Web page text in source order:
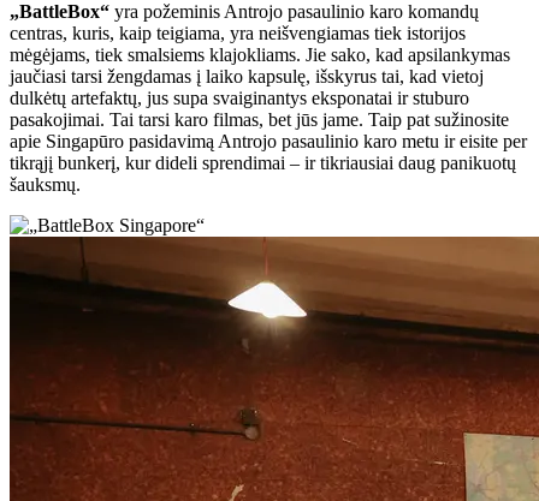
„BattleBox“ yra požeminis Antrojo pasaulinio karo komandų
centras, kuris, kaip teigiama, yra neišvengiamas tiek istorijos
mėgėjams, tiek smalsiems klajokliams. Jie sako, kad apsilankymas
jaučiasi tarsi žengdamas į laiko kapsulę, išskyrus tai, kad vietoj
dulkėtų artefaktų, jus supa svaiginantys eksponatai ir stuburo
pasakojimai. Tai tarsi karo filmas, bet jūs jame. Taip pat sužinosite
apie Singapūro pasidavimą Antrojo pasaulinio karo metu ir eisite per
tikrąjį bunkerį, kur dideli sprendimai – ir tikriausiai daug panikuotų
šauksmų.